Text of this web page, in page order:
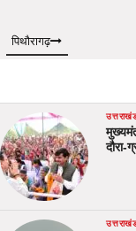
पिथौरागढ़
दौरा-